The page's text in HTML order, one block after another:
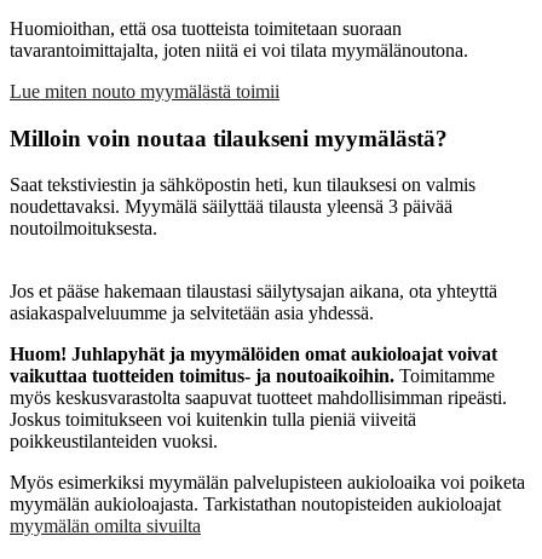
Huomioithan, että osa tuotteista toimitetaan suoraan
tavarantoimittajalta, joten niitä ei voi tilata myymälänoutona.
Lue miten nouto myymälästä toimii
Milloin voin noutaa tilaukseni myymälästä?
Saat tekstiviestin ja sähköpostin heti, kun tilauksesi on valmis
noudettavaksi. Myymälä säilyttää tilausta yleensä 3 päivää
noutoilmoituksesta.
Jos et pääse hakemaan tilaustasi säilytysajan aikana, ota yhteyttä
asiakaspalveluumme ja selvitetään asia yhdessä.
Huom! Juhlapyhät ja myymälöiden omat aukioloajat voivat
vaikuttaa tuotteiden toimitus- ja noutoaikoihin. Toimitamme
myös keskusvarastolta saapuvat tuotteet mahdollisimman ripeästi.
Joskus toimitukseen voi kuitenkin tulla pieniä viiveitä
poikkeustilanteiden vuoksi.
Myös esimerkiksi myymälän palvelupisteen aukioloaika voi poiketa
myymälän aukioloajasta. Tarkistathan noutopisteiden aukioloajat
myymälän omilta sivuilta